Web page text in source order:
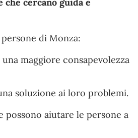
di Monza:
maggiore consapevolezza
soluzione ai loro problemi.
aiutare le persone a